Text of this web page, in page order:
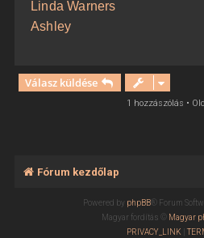
Linda Warners
Ashley
Válasz küldése
1 hozzászólás •
Fórum kezdőlap
Powered by phpBB® Forum
Magyar fordítás © Magyar
PRIVACY_LINK |